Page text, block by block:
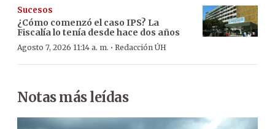
Sucesos
¿Cómo comenzó el caso IPS? La
Fiscalía lo tenía desde hace dos años
Agosto 7, 2026 11:14 a. m. · Redacción ÚH
Notas más leídas